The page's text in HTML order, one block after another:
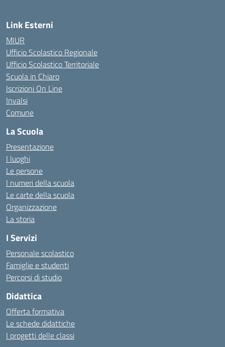
Link Esterni
MIUR
Ufficio Scolastico Regionale
Ufficio Scolastico Territoriale
Scuola in Chiaro
Iscrizioni On Line
Invalsi
Comune
La Scuola
Presentazione
I luoghi
Le persone
I numeri della scuola
Le carte della scuola
Organizzazione
La storia
I Servizi
Personale scolastico
Famiglie e studenti
Percorsi di studio
Didattica
Offerta formativa
Le schede didattiche
I progetti delle classi